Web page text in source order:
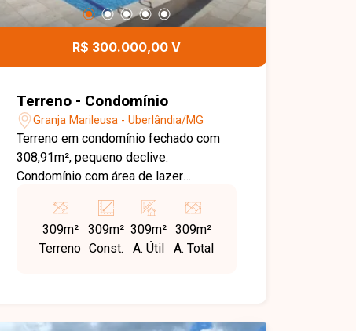
R$ 300.000,00 V
Terreno - Condomínio
Granja Marileusa - Uberlândia/MG
Terreno em condomínio fechado com
308,91m², pequeno declive.
Condomínio com área de lazer
segurança com valor aproximado de R$
500,00. Agende agora mesmo uma
visita e venha conhecer pessoalmente
todo o processo. Entre em contato
309m²
Terreno
309m²
Const.
309m²
A. Útil
309m²
A. Total